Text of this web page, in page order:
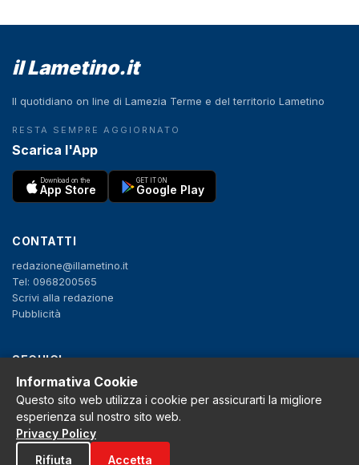
il Lametino.it
Il quotidiano on line di Lamezia Terme e del territorio Lametino
RESTA SEMPRE AGGIORNATO
Scarica l'App
Download on the
App Store
GET IT ON
Google Play
CONTATTI
redazione@illametino.it
Tel: 0968200565
Scrivi alla redazione
Pubblicità
SEGUICI
f X IG YT
Privacy Policy
Cookie Policy
Note legali
Informativa Cookie
Questo sito web utilizza i cookie per assicurarti la migliore
esperienza sul nostro sito web.
Privacy Policy
Rifiuta
Accetta